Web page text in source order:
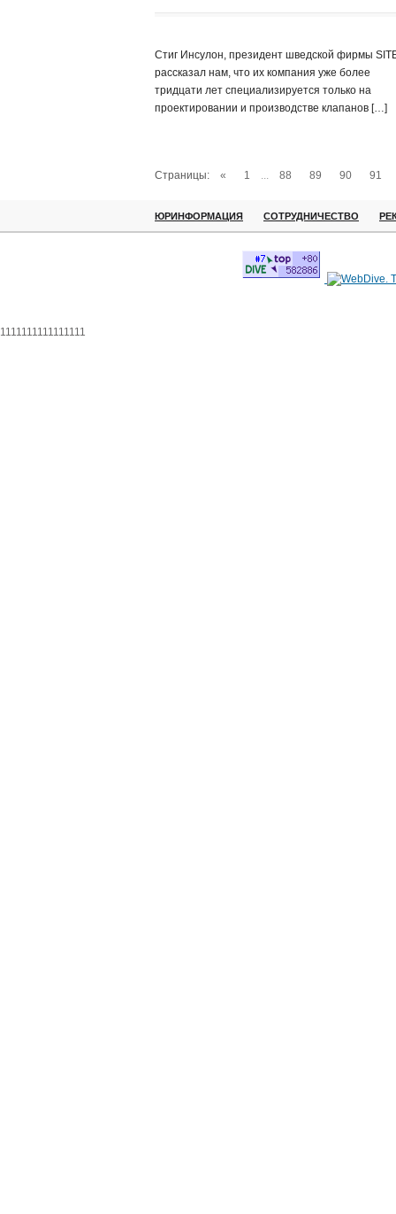
Стиг Инсулон, президент шведской фирмы
рассказал нам, что их компания уже более
тридцати лет специализируется только на
проектировании и производстве клапанов […]
Страницы: « 1 ... 88 89 90 91
ЮРИНФОРМАЦИЯ СОТРУДНИЧЕСТВО
1111111111111111